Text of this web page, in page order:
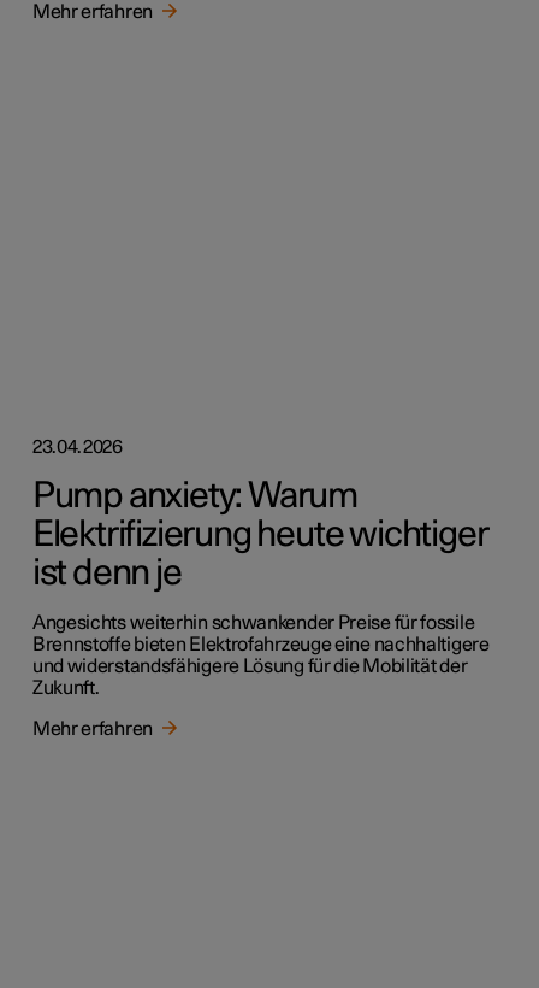
Mehr erfahren
23.04.2026
Pump anxiety: Warum
Elektrifizierung heute wichtiger
ist denn je
Angesichts weiterhin schwankender Preise für fossile
Brennstoffe bieten Elektrofahrzeuge eine nachhaltigere
und widerstandsfähigere Lösung für die Mobilität der
Zukunft.
Mehr erfahren